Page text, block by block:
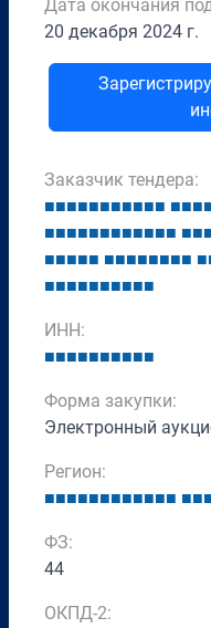
Дата окончания
20 декабря 2024 г.
Заказчик тендера:
■■■■■■■■■■■ ■■■
■■■■■■■■■■■■ ■■
■■■■■ ■■■■■■■■ ■
■■■■■■■■■■
ИНН:
■■■■■■■■■■
Форма закупки:
Электронный
Регион:
■■■■■■■■■■■■ ■■
ФЗ:
44
ОКПД-2: